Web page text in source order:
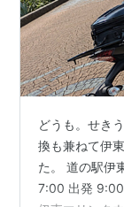
どうも。せき
換も兼ねて伊
た。 道の駅伊
7:00 出発